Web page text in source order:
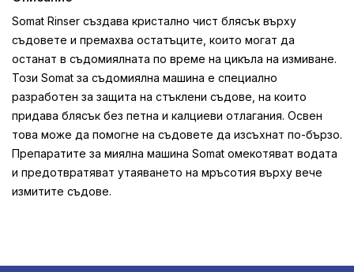
Somat Rinser създава кристално чист блясък върху
съдовете и премахва остатъците, които могат да
останат в съдомиялната по време на цикъла на измиване.
Този Somat за съдомиялна машина е специално
разработен за защита на стъклени съдове, на които
придава блясък без петна и калциеви отлагания. Освен
това може да помогне на съдовете да изсъхнат по-бързо.
Препаратите за миялна машина Somat омекотяват водата
и предотвратяват утаяването на мръсотия върху вече
измитите съдове.